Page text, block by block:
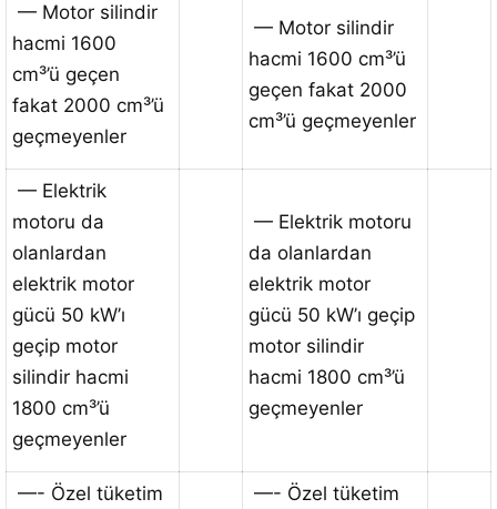
— Motor silindir
hacmi 1600
cm³’ü geçen
fakat 2000 cm³’ü
geçmeyenler
— Motor silindir
hacmi 1600 cm³’ü
geçen fakat 2000
cm³’ü geçmeyenler
— Elektrik
motoru da
olanlardan
elektrik motor
gücü 50 kW’ı
geçip motor
silindir hacmi
1800 cm³’ü
geçmeyenler
— Elektrik motoru
da olanlardan
elektrik motor
gücü 50 kW’ı geçip
motor silindir
hacmi 1800 cm³’ü
geçmeyenler
—- Özel tüketim
—- Özel tüketim